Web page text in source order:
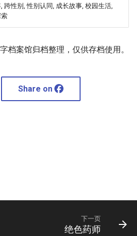
跨性别, 性别认同, 成长故事, 校园生活,
档案馆归档整理，仅供存档使用。
Share on
下一页
绝色药师